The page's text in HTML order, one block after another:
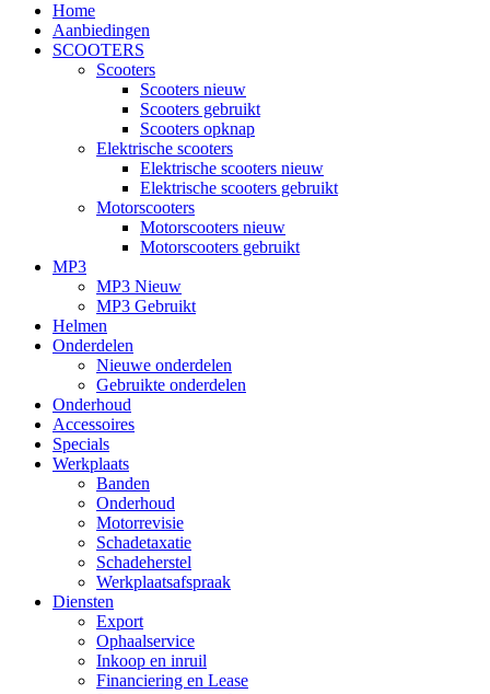
Home
Aanbiedingen
SCOOTERS
Scooters
Scooters nieuw
Scooters gebruikt
Scooters opknap
Elektrische scooters
Elektrische scooters nieuw
Elektrische scooters gebruikt
Motorscooters
Motorscooters nieuw
Motorscooters gebruikt
MP3
MP3 Nieuw
MP3 Gebruikt
Helmen
Onderdelen
Nieuwe onderdelen
Gebruikte onderdelen
Onderhoud
Accessoires
Specials
Werkplaats
Banden
Onderhoud
Motorrevisie
Schadetaxatie
Schadeherstel
Werkplaatsafspraak
Diensten
Export
Ophaalservice
Inkoop en inruil
Financiering en Lease